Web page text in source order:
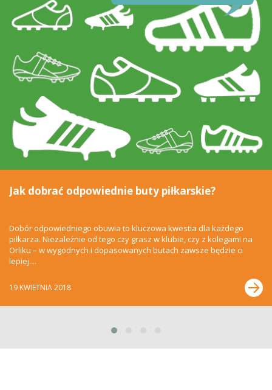
Jak dobrać odpowiednie buty piłkarskie?
Dobór odpowiedniego obuwia to kluczowa kwestia dla każdego
piłkarza. Niezależnie od tego czy grasz w klubie, czy z kolegami na
Orliku – w wygodnych i dopasowanych butach zawsze będzie ci
lepiej....
19 KWIETNIA 2018